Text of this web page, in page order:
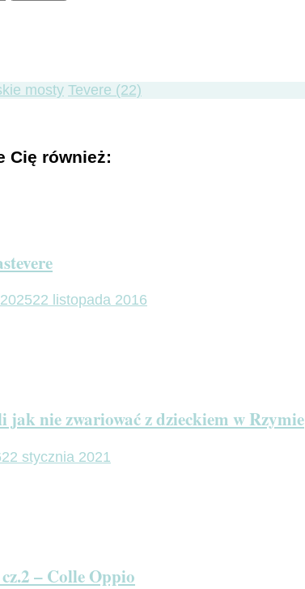
mosty Tevere (22)
Cię również:
22 listopada 2016
jak nie zwariować z dzieckiem w Rzymie
22 stycznia 2021
– Colle Oppio